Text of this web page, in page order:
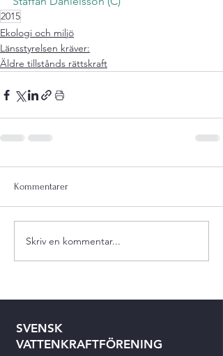
2015
Ekologi och miljö
Länsstyrelsen kräver:
Äldre tillstånds rättskraft
Kommentarer
Skriv en kommentar...
SVENSK
VATTENKRAFTFÖRENING